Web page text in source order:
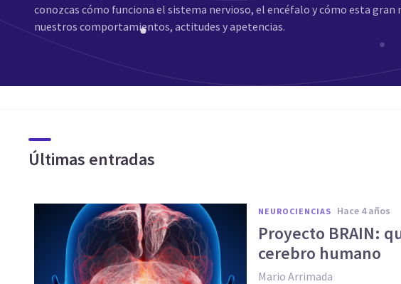
conozcas cómo funciona el sistema nervioso, el encéfalo y cómo esta gran
nuestros comportamientos, actitudes y apetencias.
Últimas entradas
NEUROCIENCIAS hace 4 años
Proyecto BRAIN:
cerebro humano
Mario Arrimada